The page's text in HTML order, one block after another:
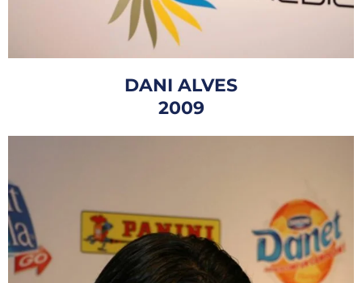
DANI ALVES
2009